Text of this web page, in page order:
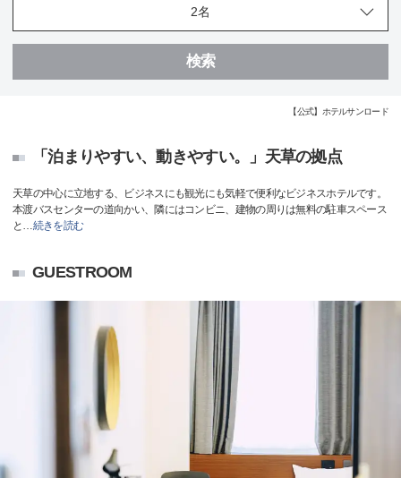
検索
【公式】ホテルサンロード
「泊まりやすい、動きやすい。」天草の拠点
天草の中心に立地する、ビジネスにも観光にも気軽で便利なビジネスホテルです。
本渡バスセンターの道向かい、隣にはコンビニ、建物の周りは無料の駐車スペース
と …続きを読む
GUESTROOM